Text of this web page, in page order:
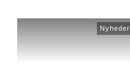
Nyheder